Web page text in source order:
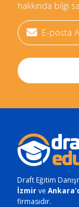
hakkında bilgi
Draft Eğitim
İzmirve
firmasıdır.